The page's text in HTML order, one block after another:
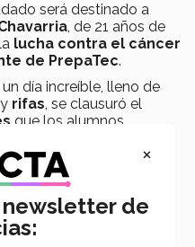
será destinado a
, de 21 años de
lucha contra el cáncer
de PrepaTec.
día increíble, lleno de
rifas, se clausuró el
que los alumnos,
disfrutaron.
×
de